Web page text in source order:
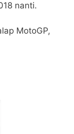
nanti.
MotoGP,